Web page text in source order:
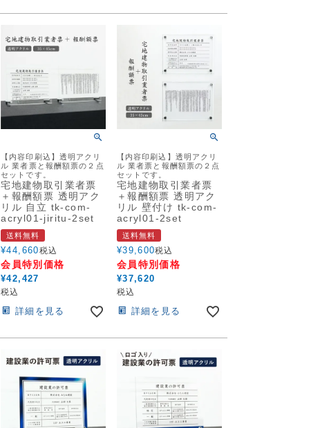
【内容印刷込】透明アクリ
ル 業者票と報酬額票の２点
セットです。
宅地建物取引業者票
＋報酬額票 透明アク
リル 自立 tk-com-
acryl01-jiritu-2set
送料無料
¥44,660税込
会員特別価格
¥42,427
税込
詳細を見る
【内容印刷込】透明アクリ
ル 業者票と報酬額票の２点
セットです。
宅地建物取引業者票
＋報酬額票 透明アク
リル 壁付け tk-com-
acryl01-2set
送料無料
¥39,600税込
会員特別価格
¥37,620
税込
詳細を見る